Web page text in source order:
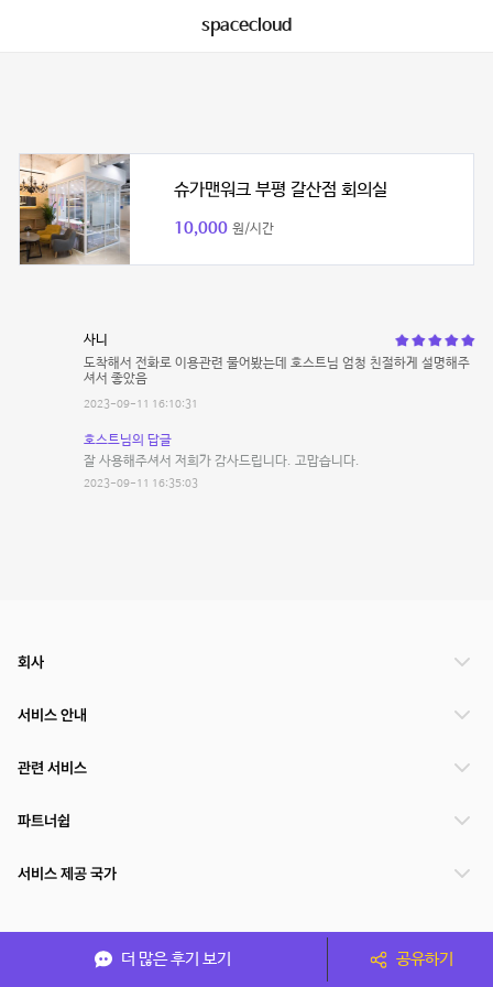
spacecloud
슈가맨워크 부평 갈산점 회의실
10,000 원/시간
사니
도착해서 전화로 이용관련 물어봤는데 호스트님 엄청 친절하게 설명해주
셔서 좋았음
2023-09-11 16:10:31
호스트님의 답글
잘 사용해주셔서 저희가 감사드립니다. 고맙습니다.
2023-09-11 16:35:03
더 많은 후기 보기 공유하기
회사
서비스 안내
관련 서비스
파트너쉽
서비스 제공 국가
(주)NSPACE 사업자정보